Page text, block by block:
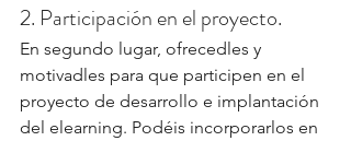
2. Participación en el proyecto.
En segundo lugar, ofrecedles y
motivadles para que participen en el
proyecto de desarrollo e implantación
del elearning. Podéis incorporarlos en